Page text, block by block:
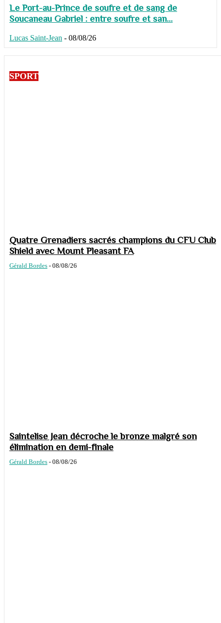
Le Port-au-Prince de soufre et de sang de
Soucaneau Gabriel : entre soufre et san...
Lucas Saint-Jean - 08/08/26
SPORT
Quatre Grenadiers sacrés champions du CFU Club
Shield avec Mount Pleasant FA
Gérald Bordes - 08/08/26
Saintelise Jean décroche le bronze malgré son
élimination en demi-finale
Gérald Bordes - 08/08/26